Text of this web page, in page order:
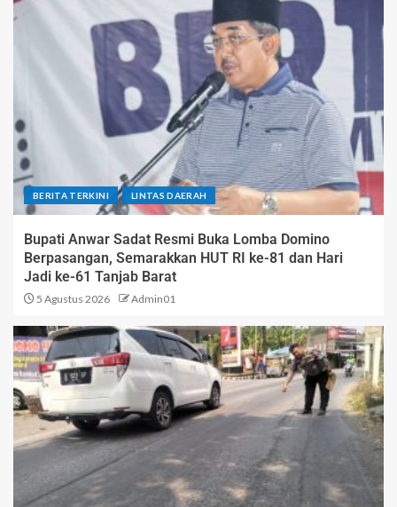
BERITA TERKINI LINTAS DAERAH
Bupati Anwar Sadat Resmi Buka Lomba Domino
Berpasangan, Semarakkan HUT RI ke-81 dan Hari
Jadi ke-61 Tanjab Barat
5 Agustus 2026 Admin01